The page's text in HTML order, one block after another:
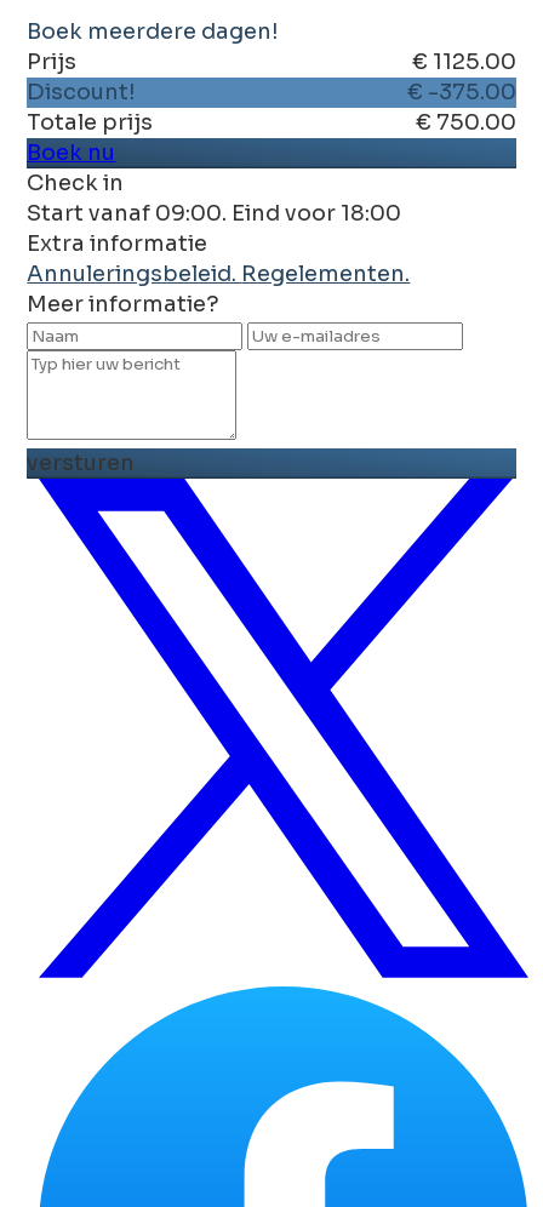
Boek meerdere dagen!
Prijs
€ 1125.00
Discount!
€ -375.00
Totale prijs
€ 750.00
Boek nu
Check in
Start vanaf 09:00. Eind voor 18:00
Extra informatie
Annuleringsbeleid. Regelementen.
Meer informatie?
versturen